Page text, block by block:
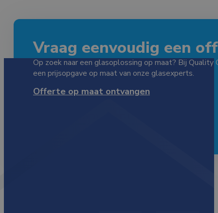
Vraag eenvoudig een
Op zoek naar een glasoplossing op maat? Bij
een prijsopgave op maat van onze glasexperts.
Offerte op maat ontvangen